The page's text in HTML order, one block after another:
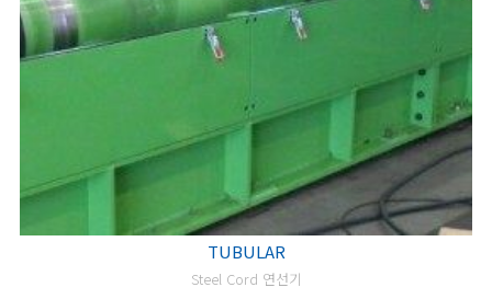
TUBULAR
Steel Cord 연선기